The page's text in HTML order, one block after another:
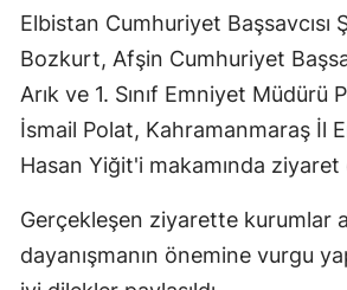
Elbistan Cumhuriyet Başsavcısı
Bozkurt, Afşin Cumhuriyet
Arık ve 1. Sınıf Emniyet Müdürü
İsmail Polat, Kahramanmaraş İl
Hasan Yiğit'i makamında ziyaret
Gerçekleşen ziyarette kurumlar
dayanışmanın önemine vurgu